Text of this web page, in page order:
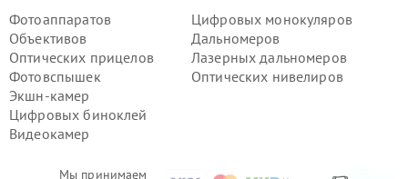
Мы принимаем
Фотоаппаратов
Объективов
Оптических прицелов
Фотовспышек
Экшн-камер
Цифровых биноклей
Видеокамер
Цифровых монокуляров
Дальномеров
Лазерных дальномеров
Оптических нивелиров
Замена материнской платы
фотоаппарата Nikon в г.
Воронеж
Замена материнской платы
фотоаппарата Nikon в г.
Волгоград
Замена материнской платы
фотоаппарата Nikon в г.
Замена материнской платы
фотоаппарата Nikon в г.
фотоаппарата Nikon в г.